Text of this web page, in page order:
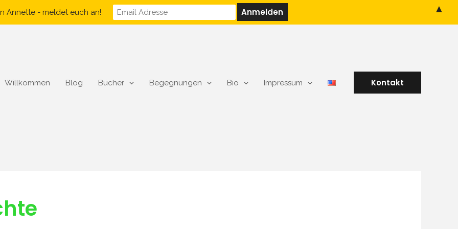
Willkommen Blog Bücher Begegnungen Bio Impressum Kontakt
Annette - meldet euch an! ▲